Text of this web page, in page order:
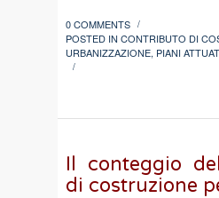
0 COMMENTS /
POSTED IN CONTRIBUTO DI
URBANIZZAZIONE, PIANI
/
Il conteggio
di costruzione